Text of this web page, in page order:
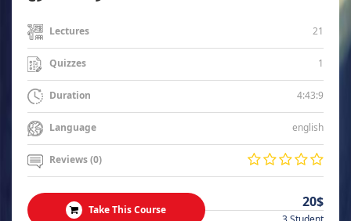
Lectures 21
Quizzes 1
Duration 4:43:9
Language english
Reviews (0)
Take This Course 20$